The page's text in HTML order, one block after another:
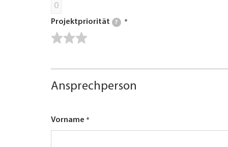
0
Projektpriorität ?
Ansprechperson
Vorname